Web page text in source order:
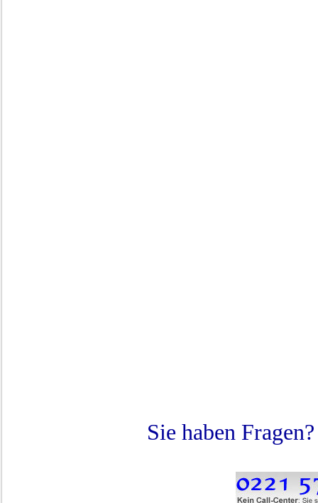
Sie haben